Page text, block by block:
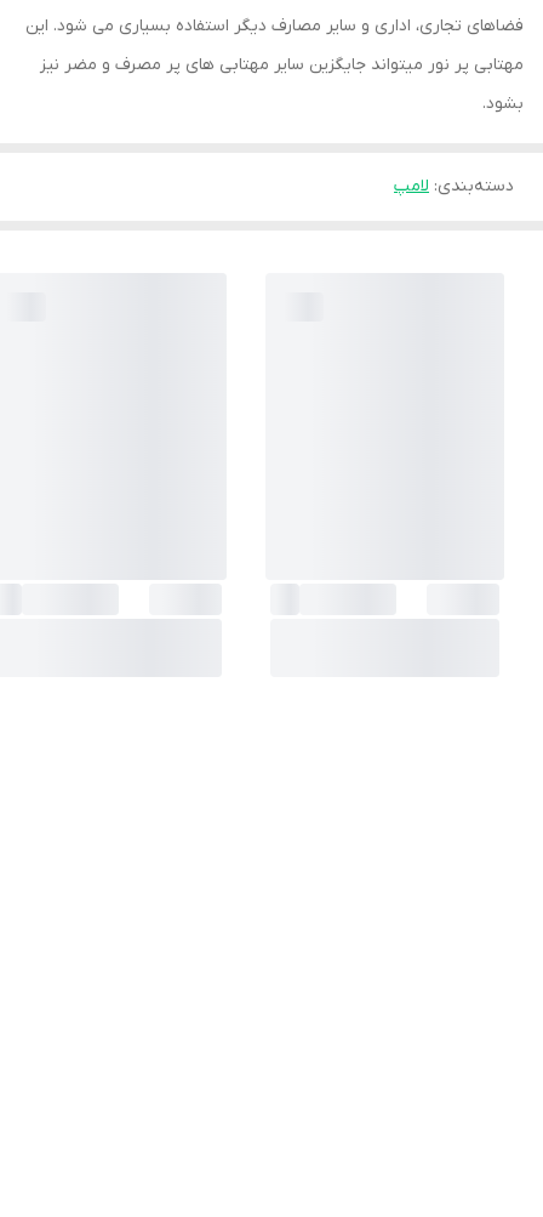
فضاهای تجاری، اداری و سایر مصارف دیگر استفاده بسیاری می شود. این
مهتابی پر نور میتواند جایگزین سایر مهتابی های پر مصرف و مضر نیز
بشود.
دسته‌بندی: لامپ